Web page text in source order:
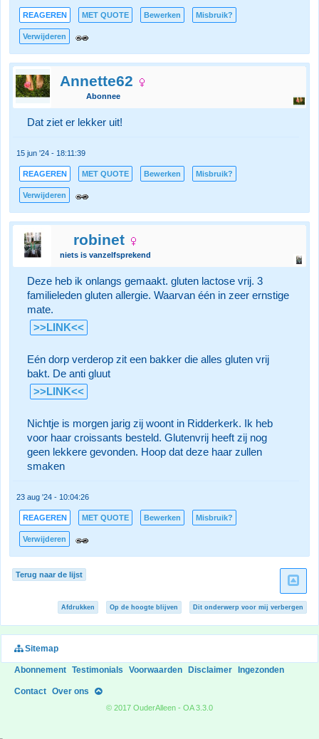
REAGEREN MET QUOTE Bewerken Misbruik?
Verwijderen
Annette62
Abonnee
Dat ziet er lekker uit!
15 jun '24 - 18:11:39
REAGEREN MET QUOTE Bewerken Misbruik?
Verwijderen
robinet
niets is vanzelfsprekend
Deze heb ik onlangs gemaakt. gluten lactose vrij. 3
familieleden gluten allergie. Waarvan één in zeer ernstige
mate.
>>LINK<<
Eén dorp verderop zit een bakker die alles gluten vrij
bakt. De anti gluut
>>LINK<<
Nichtje is morgen jarig zij woont in Ridderkerk. Ik heb
voor haar croissants besteld. Glutenvrij heeft zij nog
geen lekkere gevonden. Hoop dat deze haar zullen
smaken
23 aug '24 - 10:04:26
REAGEREN MET QUOTE Bewerken Misbruik?
Verwijderen
Terug naar de lijst
Afdrukken Op de hoogte blijven Dit onderwerp voor mij verbergen
Sitemap
Abonnement Testimonials Voorwaarden Disclaimer Ingezonden
Contact Over ons
© 2017 OuderAlleen - OA 3.3.0